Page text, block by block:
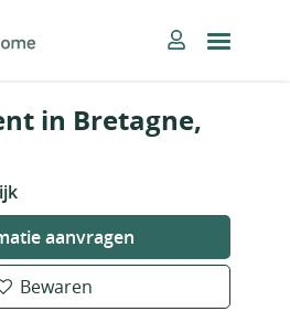
in Bretagne,
aanvragen
Bewaren